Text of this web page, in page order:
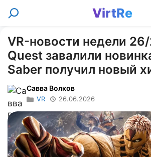
Перейти
VirtRe
Поиск
VR-новости недели
Quest завалили
Saber получил новый
Савва Волков
VR 26.06.2026